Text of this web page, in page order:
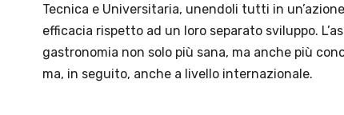
Tecnica e Universitaria, unendoli tutti in
efficacia rispetto ad un loro separato sviluppo.
gastronomia non solo più sana, ma anche più
ma, in seguito, anche a livello internazionale.